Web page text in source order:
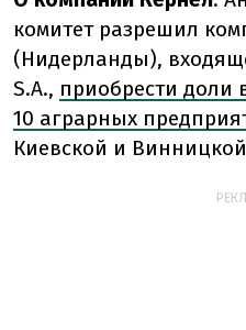
комитет разрешил
(Нидерланды),
S.A., приобрести доли
10 аграрных
Киевской и